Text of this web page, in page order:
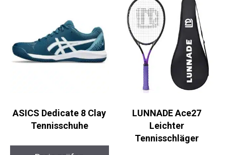
ASICS Dedicate 8 Clay
LUNNADE Ace27
Leichter